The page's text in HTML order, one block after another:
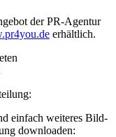
der PR-Agentur
erhältlich.
einfach weiteres Bild-
downloaden: